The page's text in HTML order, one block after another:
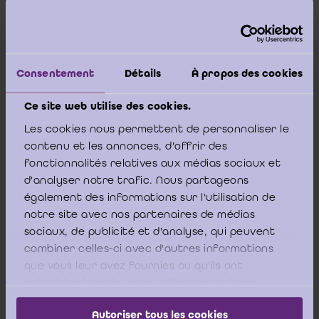
Consentement Détails À propos des cookies
Ce site web utilise des cookies.
Les cookies nous permettent de personnaliser le
contenu et les annonces, d'offrir des
fonctionnalités relatives aux médias sociaux et
d'analyser notre trafic. Nous partageons
également des informations sur l'utilisation de
notre site avec nos partenaires de médias
sociaux, de publicité et d'analyse, qui peuvent
combiner celles-ci avec d'autres informations
que vous leur avez fournies ou qu'ils ont
services.
Autoriser tous les cookies
commissaire conformément aux articles 2:110 §2
comptes annuels doivent être présentés en
continuité ou en discontinuité, L’ICCI souhaite faire
référence aux articles 12:92 et 12:93 du CSA.
Lorsqu’on opte, comme dans le cas d’espèce, pour la
procédure de l’article 12:93 du CSA, l’apport d’universalité
entraîne de plein droit le transfert à la société bénéficiaire
(ou l’ASBL bénéficiaire) de l’ensemble du patrimoine actif